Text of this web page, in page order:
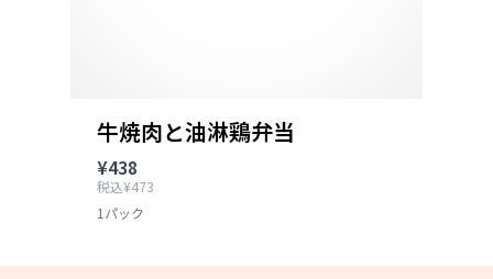
牛焼肉と油淋鶏弁当
¥438
税込¥473
1パック